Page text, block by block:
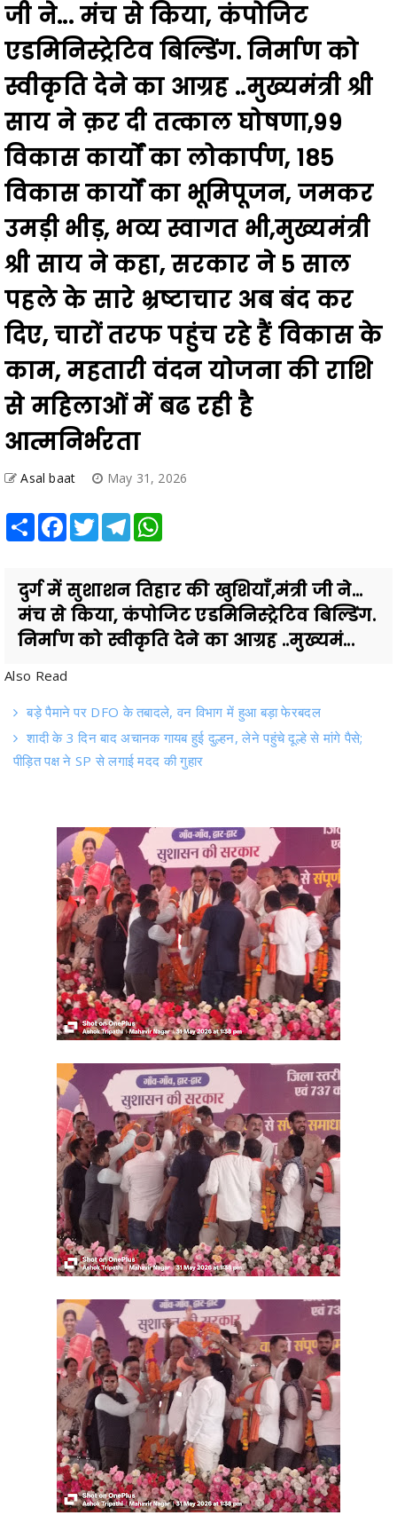
जी ने... मंच से किया, कंपोजिट
एडमिनिस्ट्रेटिव बिल्डिंग. निर्माण को
स्वीकृति देने का आग्रह ..मुख्यमंत्री श्री
साय ने क़र दी तत्काल घोषणा,99
विकास कार्यों का लोकार्पण, 185
विकास कार्यों का भूमिपूजन, जमकर
उमड़ी भीड़, भव्य स्वागत भी,मुख्यमंत्री
श्री साय ने कहा, सरकार ने 5 साल
पहले के सारे भ्रष्टाचार अब बंद कर
दिए, चारों तरफ पहुंच रहे हैं विकास के
काम, महतारी वंदन योजना की राशि
से महिलाओं में बढ रही है
आत्मनिर्भरता
Asal baat May 31, 2026
Share Facebook
Twitter Telegram
दुर्ग में सुशाशन तिहार की खुशियाँ,मंत्री जी ने...
मंच से किया, कंपोजिट एडमिनिस्ट्रेटिव बिल्डिंग.
निर्माण को स्वीकृति देने का आग्रह ..मुख्यमं...
Also Read
बड़े पैमाने पर DFO के तबादले, वन विभाग में हुआ बड़ा फेरबदल
शादी के 3 दिन बाद अचानक गायब हुई दुल्हन, लेने पहुंचे दूल्हे से मांगे पैसे;
पीड़ित पक्ष ने SP से लगाई मदद की गुहार